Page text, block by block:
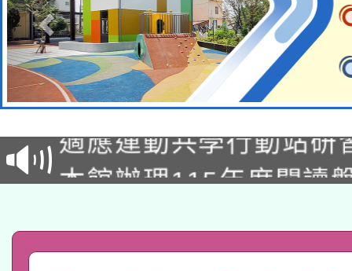
本校115學年度第2次
招甄選結果公告(無人
招)
適應運動共學行動站研
本館辦理115年度閱讀
礎課程
A3數位素養講師名單